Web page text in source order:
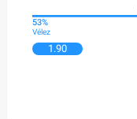
53%
Vélez
1.90